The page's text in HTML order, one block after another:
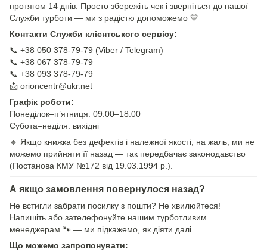
протягом 14 днів. Просто збережіть чек і зверніться до нашої
Служби турботи — ми з радістю допоможемо 💛
Контакти Служби клієнтського сервісу:
📞 +38 050 378-79-79 (Viber / Telegram)
📞 +38 067 378-79-79
📞 +38 093 378-79-79
📩 orioncentr@ukr.net
Графік роботи:
Понеділок–п’ятниця: 09:00–18:00
Субота–неділя: вихідні
🔸 Якщо книжка без дефектів і належної якості, на жаль, ми не
можемо прийняти її назад — так передбачає законодавство
(Постанова КМУ №172 від 19.03.1994 р.).
А якщо замовлення повернулося назад?
Не встигли забрати посилку з пошти? Не хвилюйтеся!
Напишіть або зателефонуйте нашим турботливим
менеджерам 🐾 — ми підкажемо, як діяти далі.
Що можемо запропонувати: